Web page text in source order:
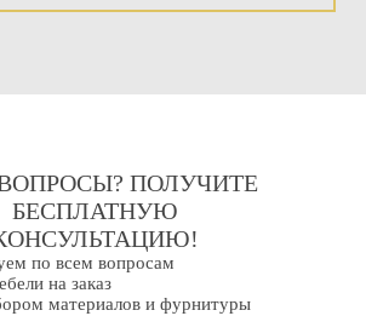
ПОЛУЧИТЕ
БЕСПЛАТНУЮ
по всем вопросам
на заказ
материалов и фурнитуры